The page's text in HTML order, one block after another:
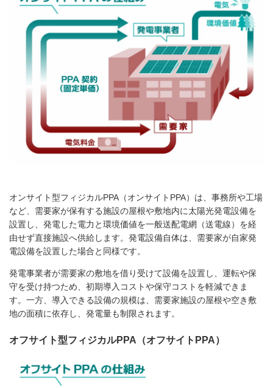
オンサイト型フィジカルPPA （オンサイト PPA）は、事務所や工場
など、需要家が保有する施設の屋根や敷地内に太陽光発電設備を
設置し、発電した電力と環境価値を一般送配電網（送電線）を経
由せず直接施設へ供給します。発電設備自体は、需要家が自家発
電設備を設置した場合と同様です。
発電事業者が需要家の敷地を借り受けて設備を設置し、運転や保
守を受け持つため、初期導入コストや保守コストを軽減できま
す。一方、導入できる設備の規模は、需要家施設の屋根や空き敷
地の面積に依存し、発電量も制限されます。
オフサイト型フィジカルPPA（オフサイトPPA）